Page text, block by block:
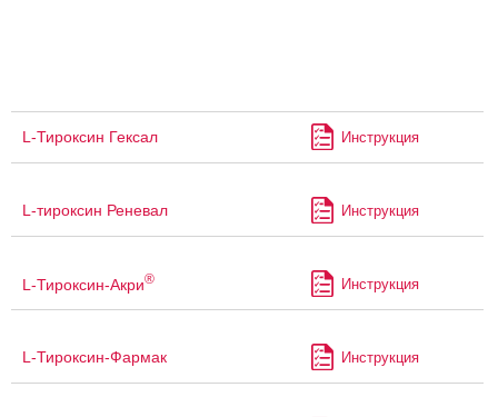
L-Тироксин Гексал Инструкция
L-тироксин Реневал Инструкция
L-Тироксин-Акри® Инструкция
L-Тироксин-Фармак Инструкция